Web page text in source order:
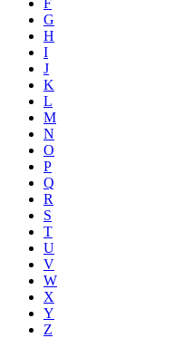
F
G
H
I
J
K
L
M
N
O
P
Q
R
S
T
U
V
W
X
Y
Z